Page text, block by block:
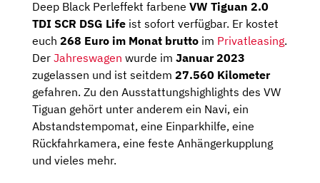
Deep Black Perleffekt farbene VW Tiguan 2.0
TDI SCR DSG Life ist sofort verfügbar. Er kostet
euch 268 Euro im Monat brutto im Privatleasing.
Der Jahreswagen wurde im Januar 2023
zugelassen und ist seitdem 27.560 Kilometer
gefahren. Zu den Ausstattungshighlights des VW
Tiguan gehört unter anderem ein Navi, ein
Abstandstempomat, eine Einparkhilfe, eine
Rückfahrkamera, eine feste Anhängerkupplung
und vieles mehr.